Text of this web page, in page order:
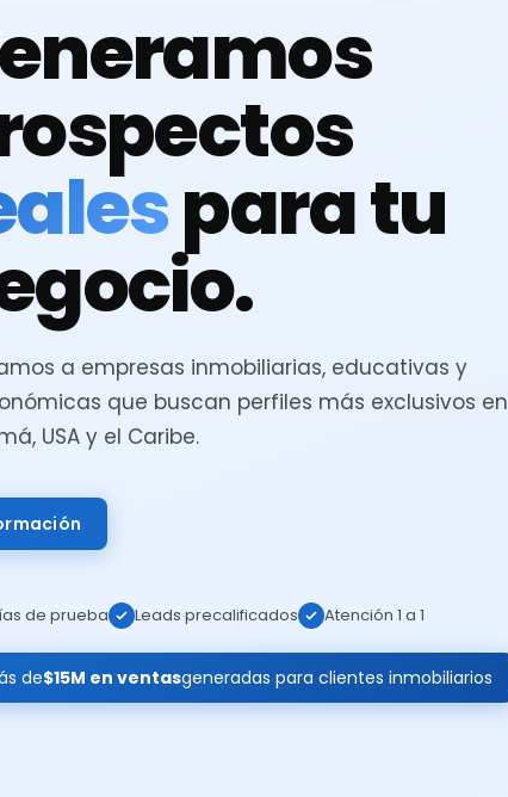
para tu
a empresas inmobiliarias, educativas y
que buscan perfiles más exclusivos en
USA y el Caribe.
de prueba Leads precalificados Atención 1 a 1
de$15M en ventasgeneradas para clientes inmobiliarios